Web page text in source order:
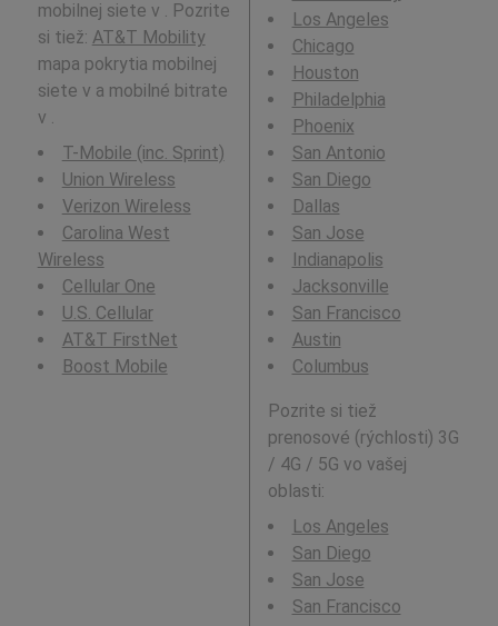
mobilnej siete v . Pozrite
si tiež: AT&T Mobility
mapa pokrytia mobilnej
siete v a mobilné bitrate
v .
T-Mobile (inc. Sprint)
Union Wireless
Verizon Wireless
Carolina West
Wireless
Cellular One
U.S. Cellular
AT&T FirstNet
Boost Mobile
Los Angeles
Chicago
Houston
Philadelphia
Phoenix
San Antonio
San Diego
Dallas
San Jose
Indianapolis
Jacksonville
San Francisco
Austin
Columbus
Pozrite si tiež
prenosové (rýchlosti) 3G
/ 4G / 5G vo vašej
oblasti:
Los Angeles
San Diego
San Jose
San Francisco